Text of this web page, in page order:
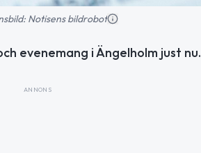
Notisens bildrobot
evenemang i Ängelholm just nu.
ANNONS